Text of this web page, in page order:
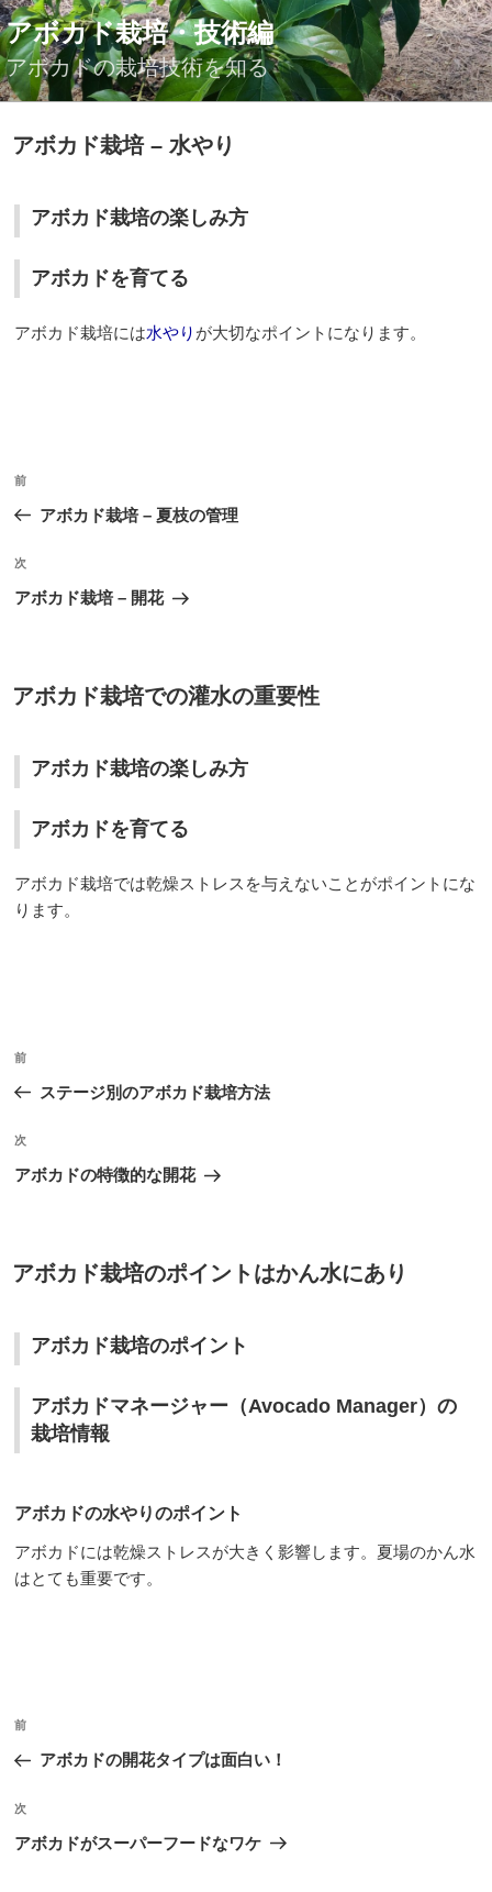
コ
ン
テ
ン
へ
アボカド栽培・技術編
アボカドの栽培技術を知る
投
稿
アボカド栽培 – 水やり
アボカド栽培の楽しみ方
アボカドを育てる
アボカド栽培には水やり が大切なポイントになります。
投
ビ
ゲ
ョ
前
の
稿
前
アボカド栽培 – 夏枝の管理
次
の
次
アボカド栽培 – 開花
投
稿
アボカド栽培での灌水の重要性
アボカド栽培の楽しみ方
アボカドを育てる
アボカド栽培では乾燥ストレスを与えないことがポイントにな
ります。
投
ナ
ビ
ゲ
ョ
ン
前
の
稿
前
ステージ別のアボカド栽培方法
次
の
次
アボカドの特徴的な開花
投
稿
アボカド栽培のポイントはかん水にあり
アボカド栽培のポイント
アボカドマネージャー（Avocado Manager）の
栽培情報
アボカドの水やりのポイント
アボカドには乾燥ストレスが大きく影響します。夏場のかん水
はとても重要です。
投
ナ
ビ
ゲ
前
の
稿
前
アボカドの開花タイプは面白い！
次
の
次
アボカドがスーパーフードなワケ